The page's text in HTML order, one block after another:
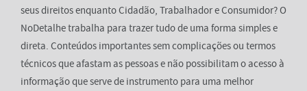
seus direitos enquanto Cidadão, Trabalhador e Consumidor? O
NoDetalhe trabalha para trazer tudo de uma forma simples e
direta. Conteúdos importantes sem complicações ou termos
técnicos que afastam as pessoas e não possibilitam o acesso à
informação que serve de instrumento para uma melhor